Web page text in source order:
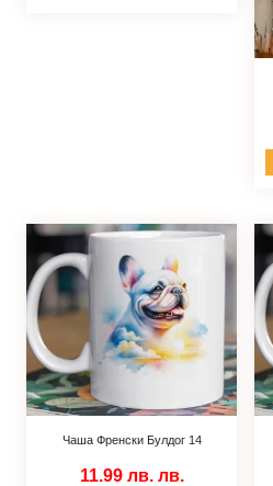
Чаша Френски Булдог 14
11.99 лв. лв.